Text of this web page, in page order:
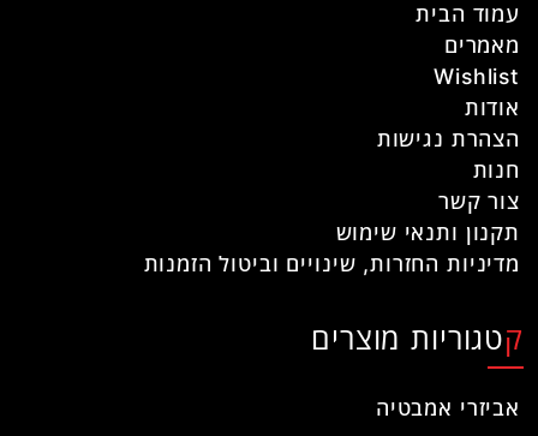
עמוד הבית
מאמרים
Wishlist
אודות
הצהרת נגישות
חנות
צור קשר
תקנון ותנאי שימוש
מדיניות החזרות, שינויים וביטול הזמנות
קטגוריות מוצרים
אביזרי אמבטיה